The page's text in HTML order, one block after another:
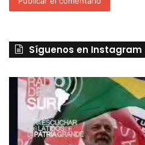
Síguenos en Instagram